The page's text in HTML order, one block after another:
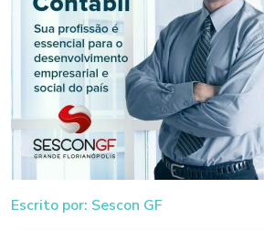
Escrito por: Sescon GF